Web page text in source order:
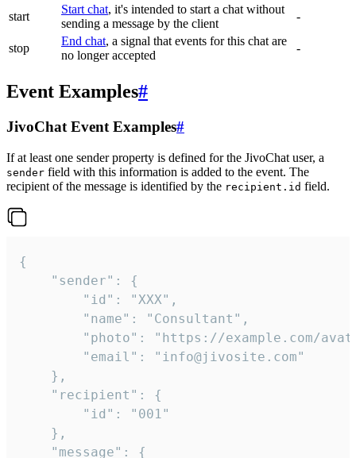
start
Start chat, it's intended to start a chat without
sending a message by the client
-
stop
End chat, a signal that events for this chat are
no longer accepted
-
Event Examples#
JivoChat Event Examples#
If at least one sender property is defined for the JivoChat user, a
sender field with this information is added to the event. The
recipient of the message is identified by the recipient.id field.
{